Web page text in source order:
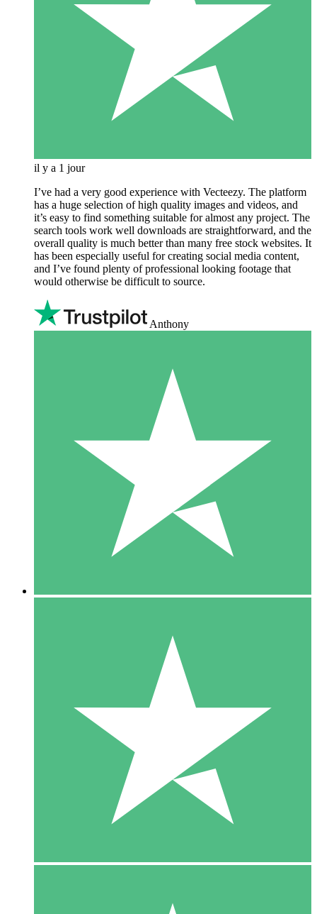
il y a 1 jour
I’ve had a very good experience with Vecteezy. The platform
has a huge selection of high quality images and videos, and
it’s easy to find something suitable for almost any project. The
search tools work well downloads are straightforward, and the
overall quality is much better than many free stock websites. It
has been especially useful for creating social media content,
and I’ve found plenty of professional looking footage that
would otherwise be difficult to source.
Anthony